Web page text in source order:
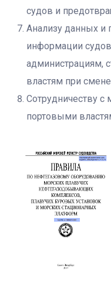
судов и
Анализу данных и
информации
администрациям,
властям при
Сотрудничеству
портовыми